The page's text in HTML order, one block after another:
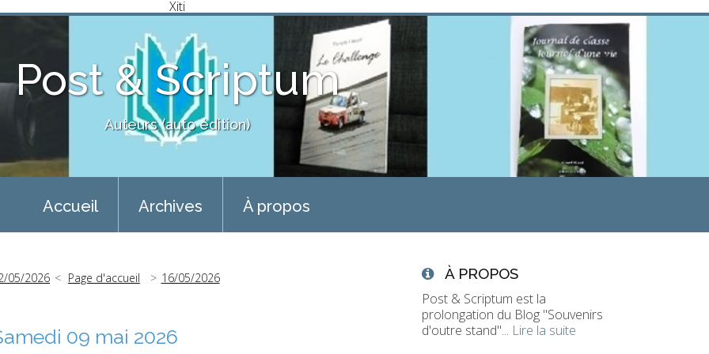
Xiti
Post & Scriptum
Auteurs (auto édition)
Accueil Archives À propos
05/2026 Page d'accueil 16/05/2026
09 mai 2026
À PROPOS
Post & Scriptum est la
prolongation du Blog "Souvenirs
d'outre stand"... Lire la suite